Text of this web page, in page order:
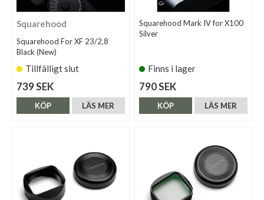
Squarehood
Squarehood For XF 23/2,8
Black (New)
Tillfälligt slut
739 SEK
LÄS MER
KÖP
Squarehood Mark IV for X100
Silver
Finns i lager
790 SEK
LÄS MER
KÖP